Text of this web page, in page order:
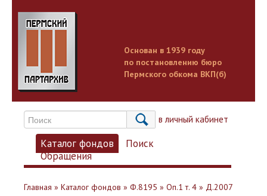
Основан в 1939 году
по постановлению бюро
Пермского обкома ВКП(б)
Вход в личный кабинет
Каталог фондов
Поиск
Обращения
Главная » Каталог фондов » Ф.8195 » Оп.1 т. 4 » Д.2007